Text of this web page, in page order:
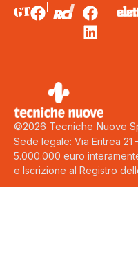
©2026 Tecniche Nuove
Sede legale: Via Eritrea 21
5.000.000 euro
e Iscrizione al Registro